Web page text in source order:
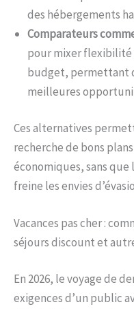
des hébergements
Comparateurs
pour mixer
budget, permettant
meilleures
Ces alternatives
recherche de bons
économiques, sans
freine les envies
Vacances pas cher :
séjours discount et
En 2026, le voyage de
exigences d’un public